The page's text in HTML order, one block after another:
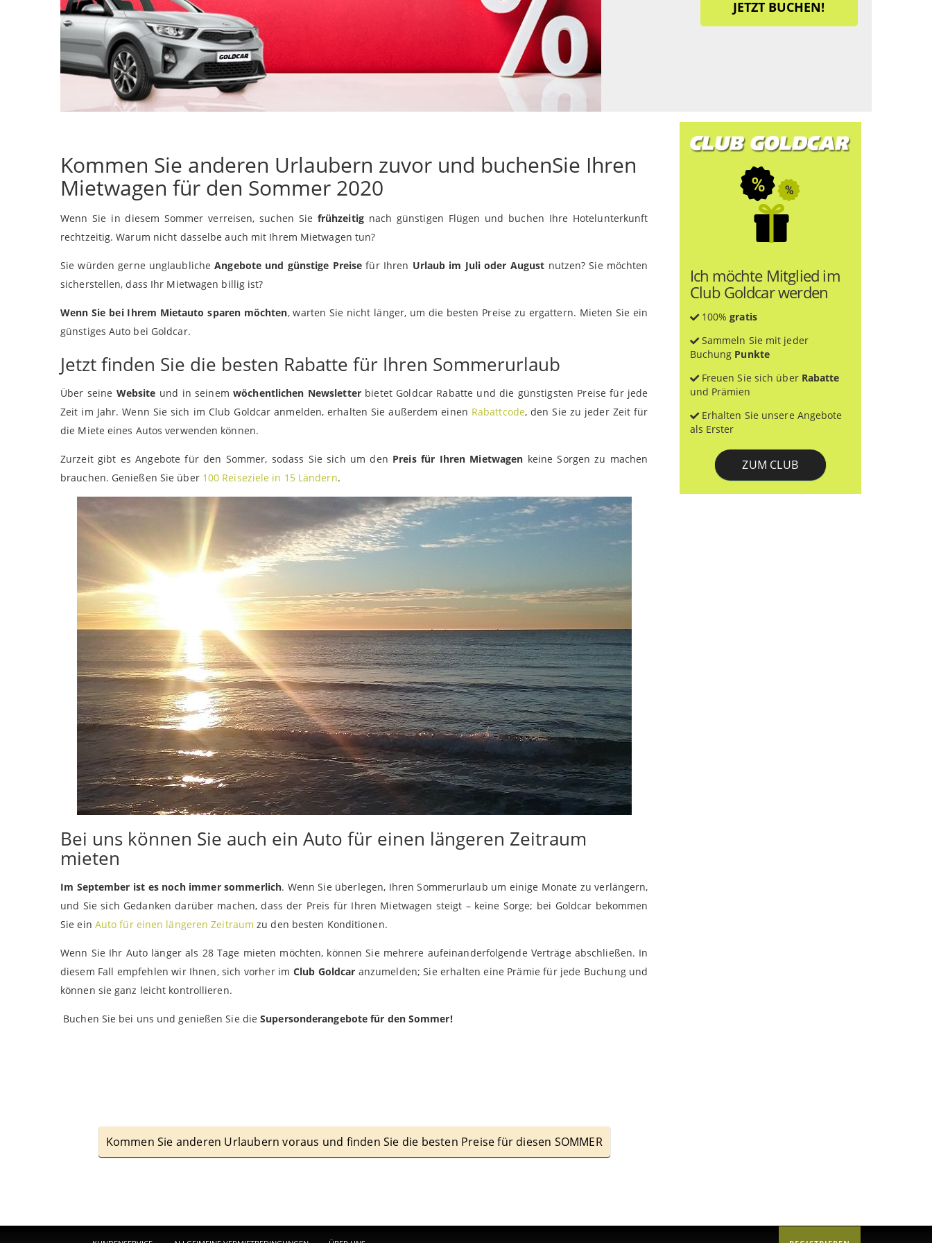
JETZT BUCHEN!
Kommen Sie anderen Urlaubern zuvor und buchenSie Ihren
Mietwagen für den Sommer 2020
Wenn Sie in diesem Sommer verreisen, suchen Sie frühzeitignach günstigen Flügen und buchen Ihre Hotelunterkunft
rechtzeitig. Warum nicht dasselbe auch mit Ihrem Mietwagen tun?
Sie würden gerne unglaublicheAngebote und günstige Preise für Ihren Urlaub im Juli oder August nutzen? Sie möchten
sicherstellen, dass Ihr Mietwagen billig ist?
Wenn Sie bei Ihrem Mietauto sparen möchten, warten Sie nicht länger, um die besten Preise zu ergattern. Mieten Sie ein
günstiges Auto bei Goldcar.
Jetzt finden Sie die besten Rabatte für Ihren Sommerurlaub
Über seine Website und in seinemwöchentlichen Newsletterbietet Goldcar Rabatte und die günstigsten Preise für jede
Zeit im Jahr. Wenn Sie sich im Club Goldcar anmelden, erhalten Sie außerdem einen Rabattcode, den Sie zu jeder Zeit für
die Miete eines Autos verwenden können.
Zurzeit gibt es Angebote für den Sommer, sodass Sie sich um den Preis für Ihren Mietwagen keine Sorgen zu machen
brauchen. Genießen Sie über 100 Reiseziele in 15 Ländern.
Bei uns können Sie auch ein Auto für einen längeren Zeitraum
mieten
Im September ist es noch immer sommerlich. Wenn Sie überlegen, Ihren Sommerurlaub um einige Monate zu verlängern,
und Sie sich Gedanken darüber machen, dass der Preis für Ihren Mietwagen steigt – keine Sorge; bei Goldcar bekommen
Sie ein Auto für einen längeren Zeitraum zu den besten Konditionen.
Wenn Sie Ihr Auto länger als 28 Tage mieten möchten, können Sie mehrere aufeinanderfolgende Verträge abschließen. In
diesem Fall empfehlen wir Ihnen, sich vorher im Club Goldcar anzumelden; Sie erhalten eine Prämie für jede Buchung und
können sie ganz leicht kontrollieren.
Buchen Sie bei uns und genießen Sie dieSupersonderangebote für den Sommer!
Kommen Sie anderen Urlaubern voraus und finden Sie die besten Preise für diesen SOMMER
Ich möchte Mitglied im
Club Goldcar werden
100%gratis
Sammeln Sie mit jeder
Buchung Punkte
Freuen Sie sich über Rabatte
und Prämien
Erhalten Sie unsere Angebote
als Erster
ZUM CLUB